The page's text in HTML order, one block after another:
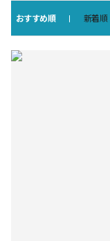
おすすめ順 新着順